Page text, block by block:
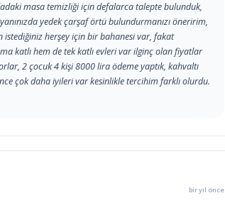
masa temizliği için defalarca talepte bulunduk,
yedek çarşaf örtü bulundurmanızı öneririm,
herşey için bir bahanesi var, fakat
katlı hem de tek katlı evleri var ilginç olan fiyatlar
2 çocuk 4 kişi 8000 lira ödeme yaptık, kahvaltı
çok daha iyileri var kesinlikle tercihim farklı olurdu.
bir yıl önce